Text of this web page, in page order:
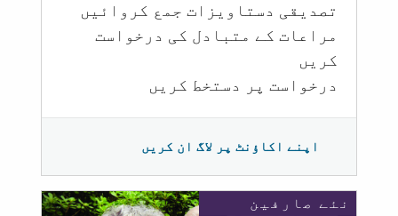
تصدیقی دستاویزات جمع کروائیں
مراعات کے متبادل کی درخواست
کریں
درخواست پر دستخط کریں
اپنے اکاؤنٹ پر لاگ ان کریں
نئے صارفین